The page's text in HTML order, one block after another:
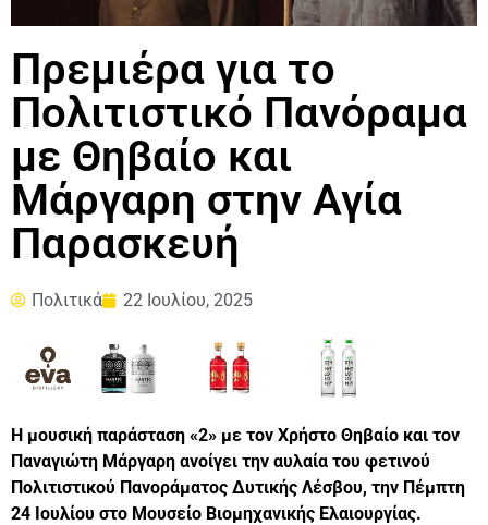
Πρεμιέρα για το
Πολιτιστικό Πανόραμα
με Θηβαίο και
Μάργαρη στην Αγία
Παρασκευή
Πολιτικά 22 Ιουλίου, 2025
Η μουσική παράσταση «2» με τον Χρήστο Θηβαίο και τον
Παναγιώτη Μάργαρη ανοίγει την αυλαία του φετινού
Πολιτιστικού Πανοράματος Δυτικής Λέσβου, την Πέμπτη
24 Ιουλίου στο Μουσείο Βιομηχανικής Ελαιουργίας.